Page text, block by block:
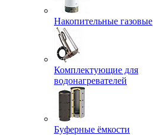
Накопительные газовые
Комплектующие для
водонагревателей
Буферные ёмкости